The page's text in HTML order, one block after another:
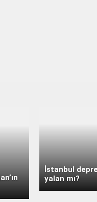
İstanbul
yalan mı?